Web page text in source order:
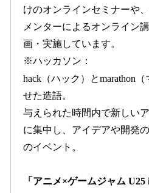
けのオンラインセミナーや
メンターによるオンライン
画・実施しています。
※ハッカソン：
hack（ハック）とmarathon
せた造語。
与えられた時間内で新しい
に集中し、アイデアや開発
のイベント。
「アニメ×ゲームジャム